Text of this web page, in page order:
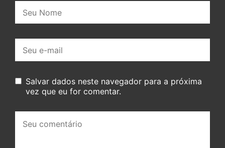
mail:
Salvar dados neste navegador para a próxima
vez que eu for comentar.
comentário: